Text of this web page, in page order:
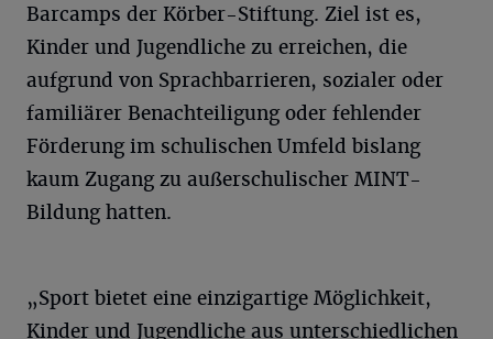
Barcamps der Körber-Stiftung. Ziel ist es,
Kinder und Jugendliche zu erreichen, die
aufgrund von Sprachbarrieren, sozialer oder
familiärer Benachteiligung oder fehlender
Förderung im schulischen Umfeld bislang
kaum Zugang zu außerschulischer MINT-
Bildung hatten.
„Sport bietet eine einzigartige Möglichkeit,
Kinder und Jugendliche aus unterschiedlichen